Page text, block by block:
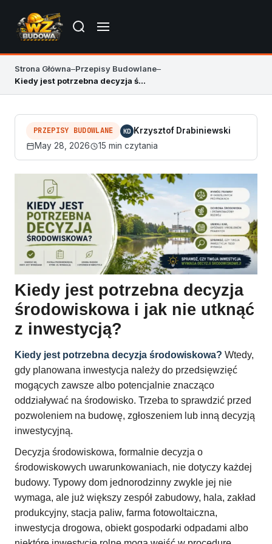
Strona Główna–Przepisy Budowlane–
Kiedy jest potrzebna decyzja środowiskowa?
PRZEPISY BUDOWLANE KD Krzysztof Drabiniewski
May 28, 2026
15 min czytania
Kiedy jest potrzebna decyzja
środowiskowa i jak nie utknąć
z inwestycją?
Kiedy jest potrzebna decyzja środowiskowa? Wtedy,
gdy planowana inwestycja należy do przedsięwzięć
mogących zawsze albo potencjalnie znacząco
oddziaływać na środowisko. Trzeba to sprawdzić przed
pozwoleniem na budowę, zgłoszeniem lub inną decyzją
inwestycyjną.
Decyzja środowiskowa, formalnie decyzja o
środowiskowych uwarunkowaniach, nie dotyczy każdej
budowy. Typowy dom jednorodzinny zwykle jej nie
wymaga, ale już większy zespół zabudowy, hala, zakład
produkcyjny, stacja paliw, farma fotowoltaiczna,
inwestycja drogowa, obiekt gospodarki odpadami albo